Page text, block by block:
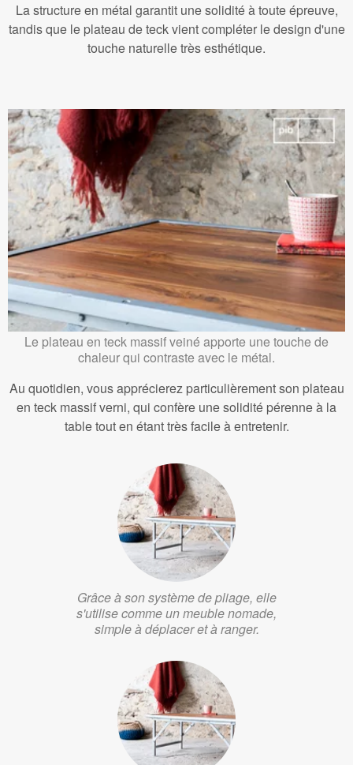
La structure en métal garantit une solidité à toute épreuve,
tandis que le plateau de teck vient compléter le design d'une
touche naturelle très esthétique.
Le plateau en teck massif veiné apporte une touche de
chaleur qui contraste avec le métal.
Au quotidien, vous apprécierez particulièrement son plateau
en teck massif verni, qui confère une solidité pérenne à la
table tout en étant très facile à entretenir.
Grâce à son système de pliage, elle
s'utilise comme un meuble nomade,
simple à déplacer et à ranger.